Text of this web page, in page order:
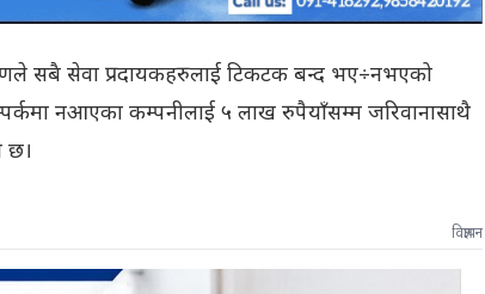
सबै सेवा प्रदायकहरुलाई टिकटक बन्द भए÷नभएको
नआएका कम्पनीलाई ५ लाख रुपैयाँसम्म जरिवानासाथै
छ।
विज्ञापन